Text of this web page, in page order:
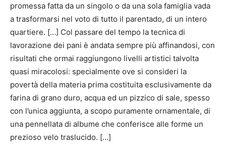
promessa fatta da un singolo o da una sola famiglia vada
a trasformarsi nel voto di tutto il parentado, di un intero
quartiere. […] Col passare del tempo la tecnica di
lavorazione dei pani è andata sempre più affinandosi, con
risultati che ormai raggiungono livelli artistici talvolta
quasi miracolosi: specialmente ove si consideri la
povertà della materia prima costituita esclusivamente da
farina di grano duro, acqua ed un pizzico di sale, spesso
con l’unica aggiunta, a scopo puramente ornamentale, di
una pennellata di albume che conferisce alle forme un
prezioso velo traslucido. […]